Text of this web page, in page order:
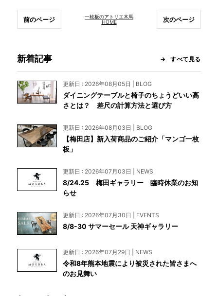
一枚板のアトリエ木馬
HOME
前のページ 次のページ
新着記事 すべて見る
更新日 : 2026年08月05日 | BLOG
ダイニングテーブルと椅子のちょうどいい高
さとは？ 差尺の計算方法と選び方
更新日 : 2026年08月03日 | BLOG
【梅田店】新入荷商品のご紹介「マンゴ一枚
板」
更新日 : 2026年07月03日 | NEWS
8/24.25 梅田ギャラリー 臨時休業のお知
らせ
更新日 : 2026年07月30日 | EVENTS
8/8-30 サマーセール 天神ギャラリー
更新日 : 2026年07月29日 | NEWS
令和8年熊本地震により被災された皆さまへ
のお見舞い